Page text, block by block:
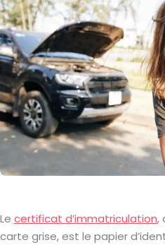
Le certificat d’immatriculation,
carte grise, est le papier